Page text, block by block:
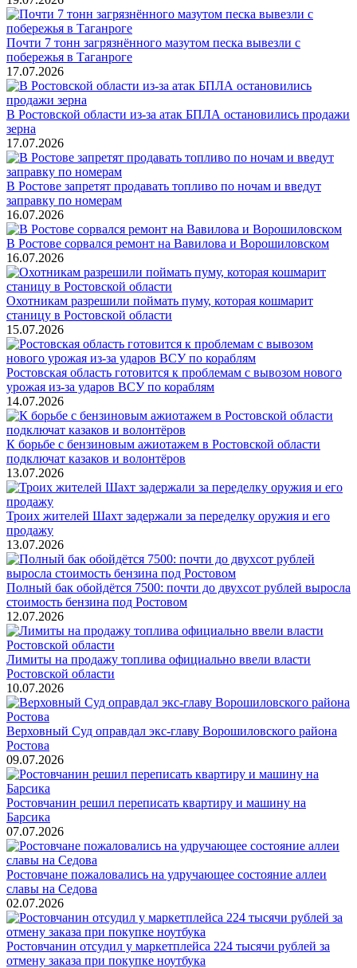
Почти 7 тонн загрязнённого мазутом песка вывезли с
побережья в Таганроге
17.07.2026
В Ростовской области из-за атак БПЛА остановились продажи
зерна
17.07.2026
В Ростове запретят продавать топливо по ночам и введут
заправку по номерам
16.07.2026
В Ростове сорвался ремонт на Вавилова и Ворошиловском
16.07.2026
Охотникам разрешили поймать пуму, которая кошмарит
станицу в Ростовской области
15.07.2026
Ростовская область готовится к проблемам с вывозом нового
урожая из-за ударов ВСУ по кораблям
14.07.2026
К борьбе с бензиновым ажиотажем в Ростовской области
подключат казаков и волонтёров
13.07.2026
Троих жителей Шахт задержали за переделку оружия и его
продажу
13.07.2026
Полный бак обойдётся 7500: почти до двухсот рублей выросла
стоимость бензина под Ростовом
12.07.2026
Лимиты на продажу топлива официально ввели власти
Ростовской области
10.07.2026
Верховный Суд оправдал экс-главу Ворошиловского района
Ростова
09.07.2026
Ростовчанин решил переписать квартиру и машину на
Барсика
07.07.2026
Ростовчане пожаловались на удручающее состояние аллеи
славы на Седова
02.07.2026
Ростовчанин отсудил у маркетплейса 224 тысячи рублей за
отмену заказа при покупке ноутбука